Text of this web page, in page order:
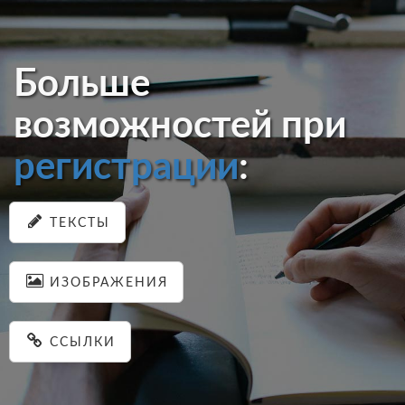
Больше
возможностей при
регистрации:
ТЕКСТЫ
ИЗОБРАЖЕНИЯ
ССЫЛКИ